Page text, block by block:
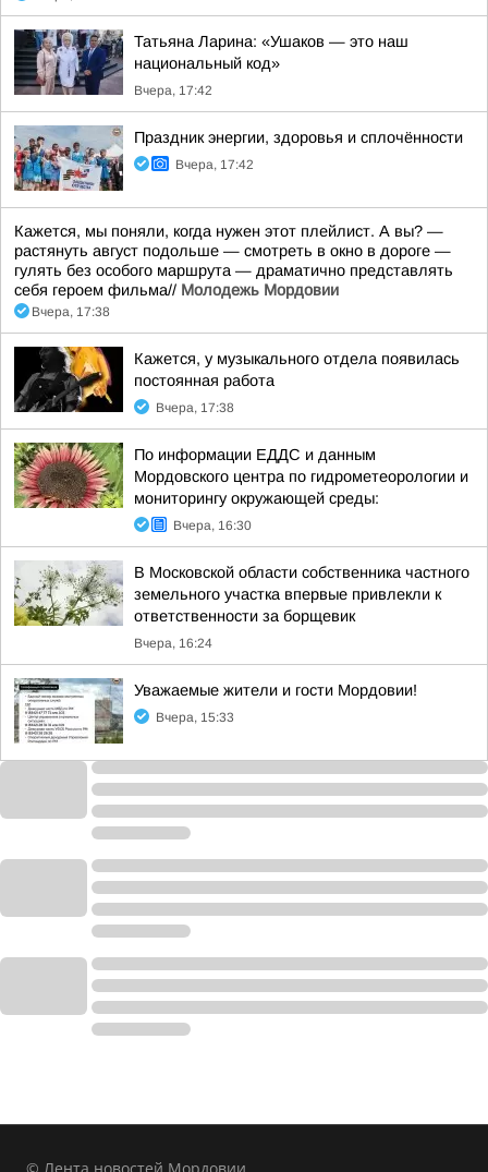
Татьяна Ларина: «Ушаков — это наш
национальный код»
Вчера, 17:42
Праздник энергии, здоровья и сплочённости
Вчера, 17:42
Кажется, мы поняли, когда нужен этот плейлист. А вы? —
растянуть август подольше — смотреть в окно в дороге —
гулять без особого маршрута — драматично представлять
себя героем фильма// Молодежь Мордовии
Вчера, 17:38
Кажется, у музыкального отдела появилась
постоянная работа
Вчера, 17:38
По информации ЕДДС и данным
Мордовского центра по гидрометеорологии и
мониторингу окружающей среды:
Вчера, 16:30
В Московской области собственника частного
земельного участка впервые привлекли к
ответственности за борщевик
Вчера, 16:24
Уважаемые жители и гости Мордовии!
Вчера, 15:33